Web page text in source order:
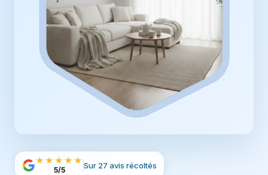
★★★★★
5/5 Sur 27 avis récoltés